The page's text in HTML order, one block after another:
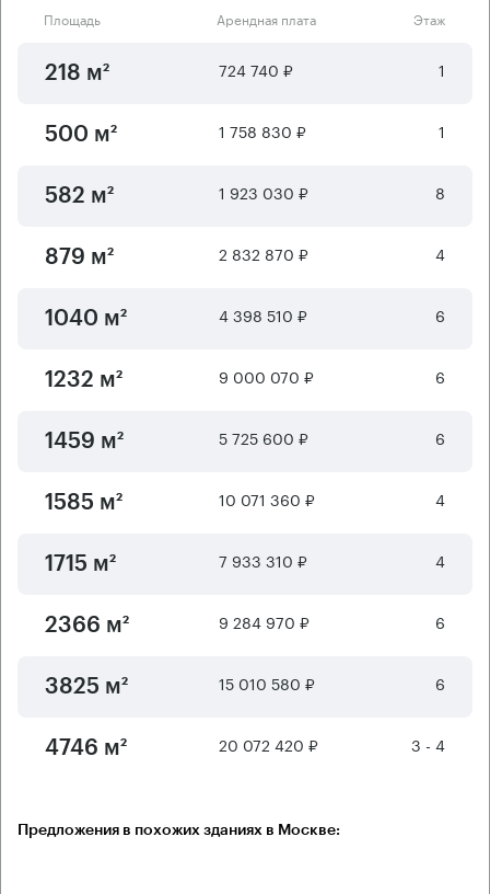
Площадь Арендная плата Этаж
218 м² 724 740 ₽ 1
500 м² 1 758 830 ₽ 1
582 м² 1 923 030 ₽ 8
879 м² 2 832 870 ₽ 4
1040 м² 4 398 510 ₽ 6
1232 м² 9 000 070 ₽ 6
1459 м² 5 725 600 ₽ 6
1585 м² 10 071 360 ₽ 4
1715 м² 7 933 310 ₽ 4
2366 м² 9 284 970 ₽ 6
3825 м² 15 010 580 ₽ 6
4746 м² 20 072 420 ₽ 3 - 4
Предложения в похожих зданиях в Москве: